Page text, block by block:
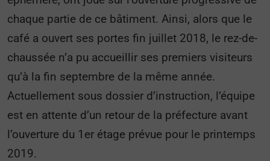
chaque partie de ce bâtiment. Ainsi, alors que le
café a ouvert ses portes fin juillet 2018, le rez-de-
chaussée n’a pu accueillir ses premiers visiteurs
qu’à la fin septembre de la même année.
Actuellement sous dossier d’instruction, l’équipe
est en attente d’un retour de la préfecture avant
l’ouverture du 1er étage prévue pour le printemps
2019.